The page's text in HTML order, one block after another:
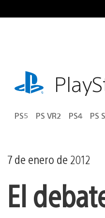
al
playstation.com
PS5 PS VR2 PS4 PS
7 de enero de 2012
El